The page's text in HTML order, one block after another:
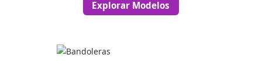
Explorar Modelos